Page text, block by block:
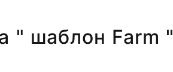
" шаблон Farm "